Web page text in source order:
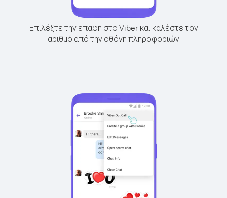
Επιλέξτε την επαφή στο Viber και καλέστε τον
αριθμό από την οθόνη πληροφοριών